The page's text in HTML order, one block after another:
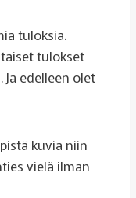
tuloksia.
tulokset
edelleen olet
kuvia niin
vielä ilman